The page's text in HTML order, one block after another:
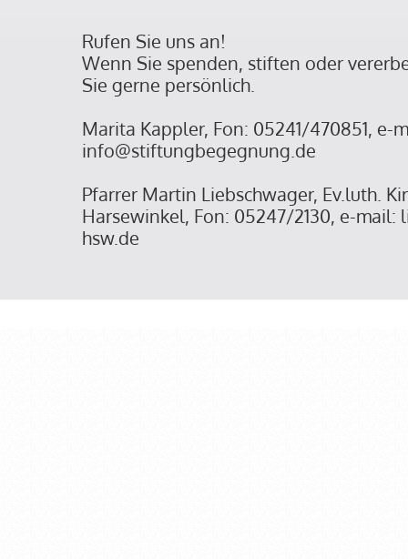
Rufen Sie uns an!
Wenn Sie spenden, stiften oder
Sie gerne persönlich.
Marita Kappler, Fon: 05241/470851, e-
info@stiftungbegegnung.de
Pfarrer Martin Liebschwager, Ev.luth.
Harsewinkel, Fon: 05247/2130, e-mail:
hsw.de